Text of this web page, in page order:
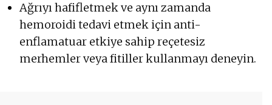
Ağrıyı hafifletmek ve aynı zamanda
hemoroidi tedavi etmek için anti-
enflamatuar etkiye sahip reçetesiz
merhemler veya fitiller kullanmayı deneyin.